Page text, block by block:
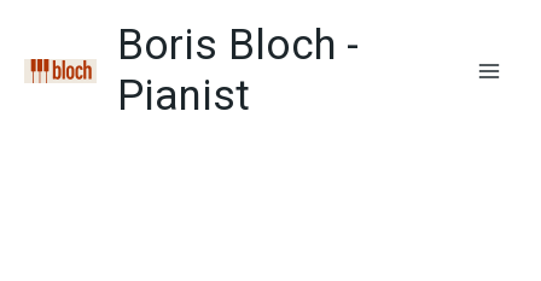
springen
Boris Bloch -
Pianist